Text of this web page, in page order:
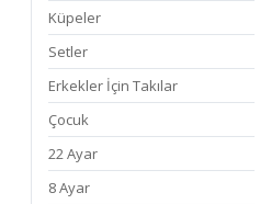
Küpeler
Setler
Erkekler İçin Takılar
Çocuk
22 Ayar
8 Ayar